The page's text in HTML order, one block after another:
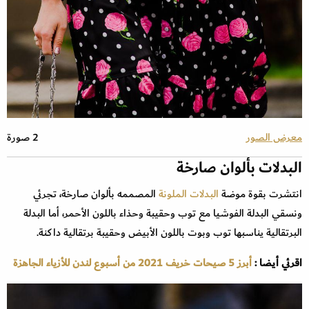
معرض الصور 2 صورة
البدلات بألوان صارخة
انتشرت بقوة موضةالبدلات الملونةالمصممه بألوان صارخة، تجرئي
ونسقي البدلة الفوشيا مع توب وحقيبة وحذاء باللون الأحمر، أما البدلة
البرتقالية يناسبها توب وبوت باللون الأبيض وحقيبة برتقالية داكنة.
اقرئي أيضا :أبرز 5 صيحات خريف 2021 من أسبوع لندن للأزياء الجاهزة